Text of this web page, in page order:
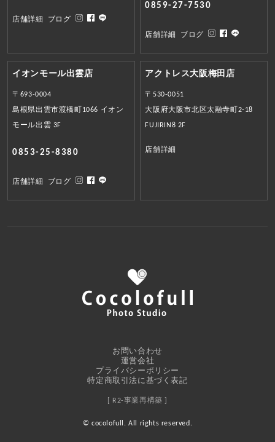
店舗詳細 ブログ
0859-27-7530
店舗詳細 ブログ
イオンモール出雲店
〒693-0004
島根県出雲市渡橋町1066 イオン
モール出雲 3F
0853-25-8380
店舗詳細 ブログ
アクトレス大阪梅田店
〒530-0051
大阪府大阪市北区太融寺町2-18
FUJIRIN8 2F
店舗詳細
お問い合わせ
運営会社
プライバシーポリシー
特定商取引法に基づく表記
[ R2-事業再構築 ]
© cocolofull. All rights reserved.